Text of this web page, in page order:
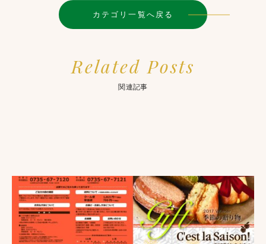
カテゴリ一覧へ戻る
Related Posts
関連記事
新商品情報 2016.10.07
さがみはらスイーツフェスティバル２０１６